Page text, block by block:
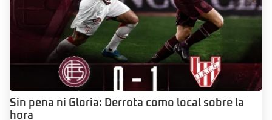
Sin pena ni Gloria: Derrota como local sobre la
hora